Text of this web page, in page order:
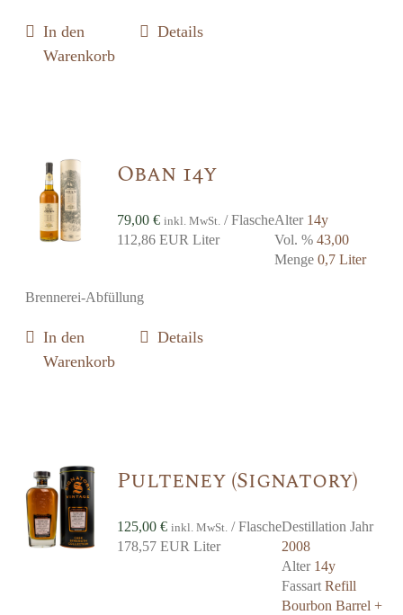
In den
Warenkorb
Details
Oban 14y
79,00€ inkl. MwSt. / Flasche
112,86 EUR Liter
Alter 14y
Vol. %43,00
Menge0,7 Liter
Brennerei-Abfüllung
In den
Warenkorb
Details
Pulteney (Signatory)
125,00€ inkl. MwSt. / Flasche
178,57 EUR Liter
Destillation Jahr
2008
Alter 14y
FassartRefill
Bourbon Barrel +